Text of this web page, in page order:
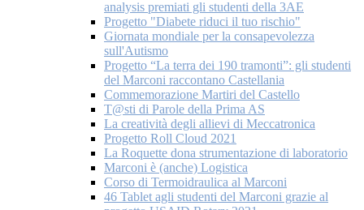
analysis premiati gli studenti della 3AE
Progetto "Diabete riduci il tuo rischio"
Giornata mondiale per la consapevolezza
sull'Autismo
Progetto “La terra dei 190 tramonti”: gli studenti
del Marconi raccontano Castellania
Commemorazione Martiri del Castello
T@sti di Parole della Prima AS
La creatività degli allievi di Meccatronica
Progetto Roll Cloud 2021
La Roquette dona strumentazione di laboratorio
Marconi è (anche) Logistica
Corso di Termoidraulica al Marconi
46 Tablet agli studenti del Marconi grazie al